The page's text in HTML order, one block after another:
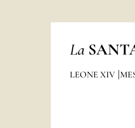
La
LEONE XIV